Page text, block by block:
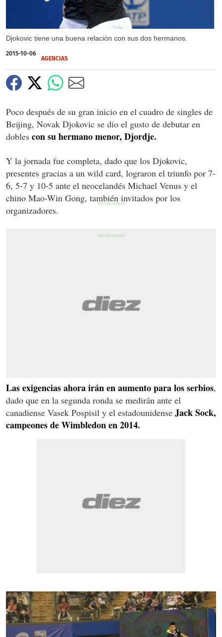
Djokovic tiene una buena relación con sus dos hermanos.
2015-10-06
AGENCIAS
Poco después de su gran inicio en el cuadro de singles de
Beijing, Novak Djokovic se dio el gusto de debutar en
dobles con su hermano menor, Djordje.
Y la jornada fue completa, dado que los Djokovic,
presentes gracias a un wild card, lograron el triunfo por 7-
6, 5-7 y 10-5 ante el neocelandés Michael Venus y el
chino Mao-Win Gong, también invitados por los
organizadores.
Las exigencias ahora irán en aumento para los serbios,
dado que en la segunda ronda se medirán ante el
canadiense Vasek Pospisil y el estadounidense Jack Sock,
campeones de Wimbledon en 2014.